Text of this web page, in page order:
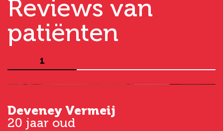
Reviews van
patiënten
1
Deveney Vermeij
20 jaar oud